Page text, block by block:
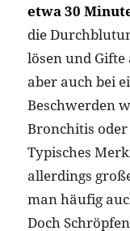
etwa 30
die
lösen und
aber auch bei
Beschwerden
Bronchitis
Typisches
allerdings
man häufig
Doch